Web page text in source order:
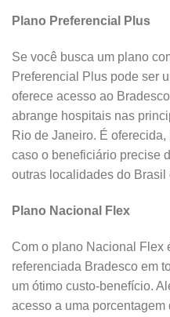
Plano Preferencial Plus
Se você busca um plano
Preferencial Plus pode ser
oferece acesso ao
abrange hospitais nas
Rio de Janeiro. É
caso o beneficiário precise
outras localidades do Brasil
Plano Nacional Flex
Com o plano Nacional Flex
referenciada Bradesco em
um ótimo custo-benefício.
acesso a uma